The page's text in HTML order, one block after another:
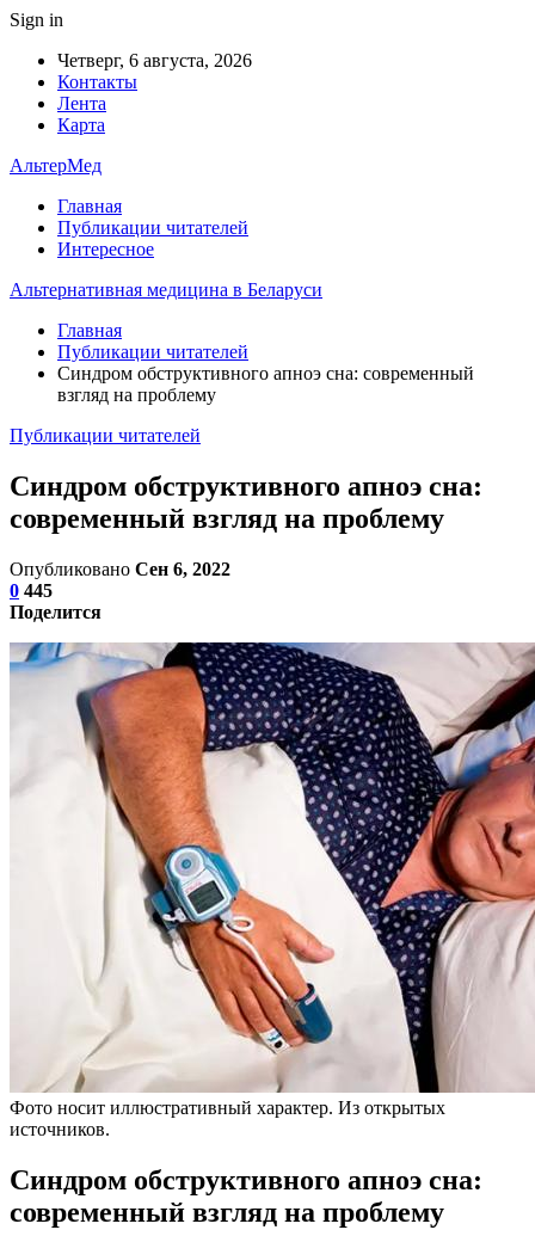
Sign in
Четверг, 6 августа, 2026
Контакты
Лента
Карта
АльтерМед
Главная
Публикации читателей
Интересное
Альтернативная медицина в Беларуси
Главная
Публикации читателей
Синдром обструктивного апноэ сна: современный
взгляд на проблему
Публикации читателей
Синдром обструктивного апноэ сна:
современный взгляд на проблему
Опубликовано Сен 6, 2022
0 445
Поделится
Фото носит иллюстративный характер. Из открытых
источников.
Синдром обструктивного апноэ сна:
современный взгляд на проблему